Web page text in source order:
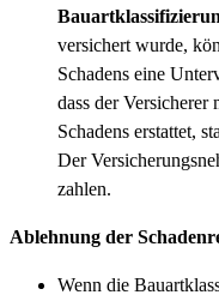
versichert wurde,
Schadens eine
dass der Versicherer
Schadens erstattet,
Der
zahlen.
Ablehnung der
Wenn die